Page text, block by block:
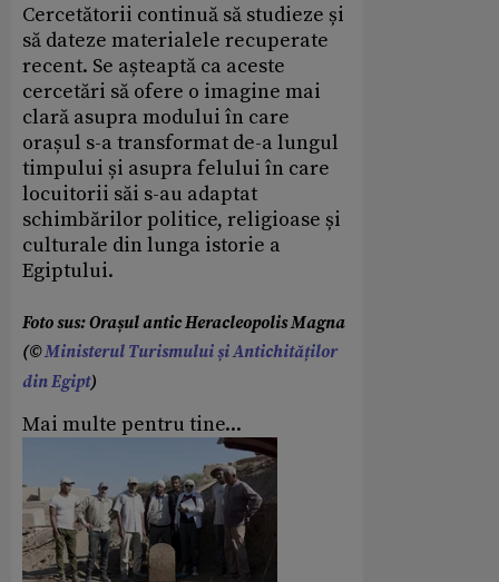
Cercetătorii continuă să studieze și
să dateze materialele recuperate
recent. Se așteaptă ca aceste
cercetări să ofere o imagine mai
clară asupra modului în care
orașul s-a transformat de-a lungul
timpului și asupra felului în care
locuitorii săi s-au adaptat
schimbărilor politice, religioase și
culturale din lunga istorie a
Egiptului.
Foto sus: Orașul antic Heracleopolis Magna
(©Ministerul Turismului și Antichităților
din Egipt)
Mai multe pentru tine...